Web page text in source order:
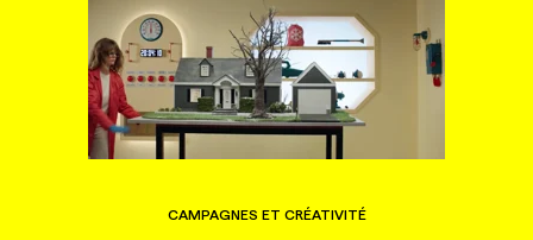
CAMPAGNES ET CRÉATIVITÉ